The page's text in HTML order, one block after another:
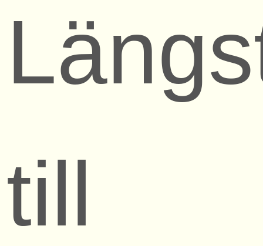
till